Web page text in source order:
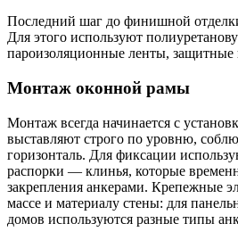
Последний шаг до финишной
Для этого используют
пароизоляционные ленты, защитные
Монтаж оконной рамы
Монтаж всегда начинается с
выставляют строго по уровню,
горизонталь. Для фиксации
распорки — клинья, которые
закрепления анкерами. Крепежные
массе и материалу стены: для
домов используются разные типы